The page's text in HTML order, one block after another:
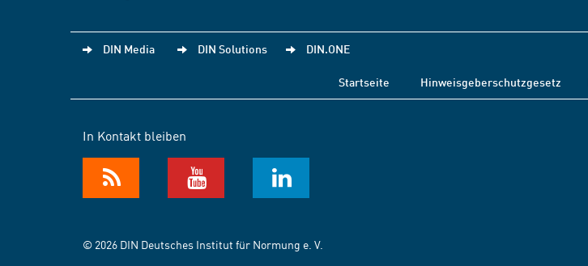
DIN Media DIN Solutions DIN.ONE
Startseite Hinweisgeberschutzgesetz
In Kontakt bleiben
© 2026 DIN Deutsches Institut für Normung e. V.